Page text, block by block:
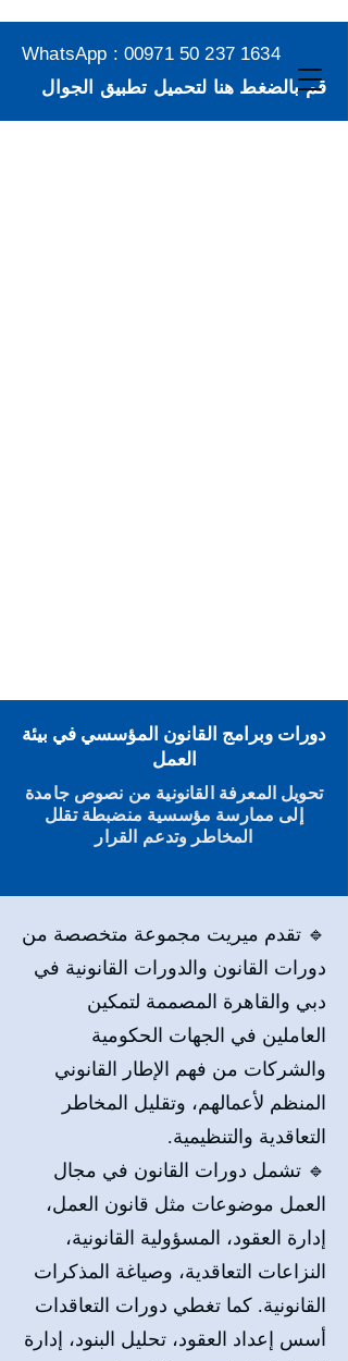
WhatsApp : 00971 50 237 1634
قم بالضغط هنا لتحميل تطبيق الجوال
دورات وبرامج القانون المؤسسي في بيئة
العمل
تحويل المعرفة القانونية من نصوص جامدة
إلى ممارسة مؤسسية منضبطة تقلل
المخاطر وتدعم القرار
🔹 تقدم ميريت مجموعة متخصصة من
دورات القانون والدورات القانونية في
دبي والقاهرة المصممة لتمكين
العاملين في الجهات الحكومية
والشركات من فهم الإطار القانوني
المنظم لأعمالهم، وتقليل المخاطر
التعاقدية والتنظيمية.
🔹 تشمل دورات القانون في مجال
العمل موضوعات مثل قانون العمل،
إدارة العقود، المسؤولية القانونية،
النزاعات التعاقدية، وصياغة المذكرات
القانونية. كما تغطي دورات التعاقدات
أسس إعداد العقود، تحليل البنود، إدارة